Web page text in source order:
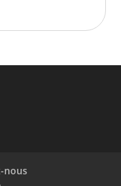
nous